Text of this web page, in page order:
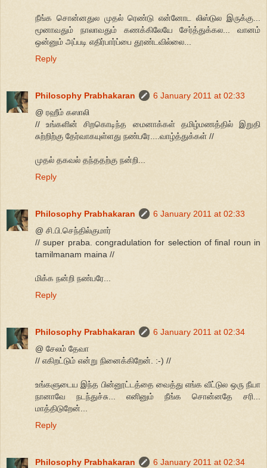
நீங்க சொன்னதுல முதல் ரெண்டு என்னோட லிஸ்டுல இருக்கு...
மூனாவதும் நாலாவதும் கணக்கிலேயே சேர்த்துக்கல... வானம்
ஒன்னும் அப்படி எதிர்பார்ப்பை தூண்டவில்லை...
Reply
Philosophy Prabhakaran
6 January 2011 at 02:33
@ ரஹீம் கஸாலி
// உங்களின் சிறகொடிந்த மைனாக்கள் தமிழ்மணத்தில் இறுதி
சுற்றிற்கு தேர்வாகயுள்ளது நண்பரே....வாழ்த்துக்கள் //
முதல் தகவல் தந்ததற்கு நன்றி...
Reply
Philosophy Prabhakaran
6 January 2011 at 02:33
@ சி.பி.செந்தில்குமார்
// super praba. congradulation for selection of final roun in
tamilmanam maina //
மிக்க நன்றி நண்பரே...
Reply
Philosophy Prabhakaran
6 January 2011 at 02:34
@ சேலம் தேவா
// எகிறட்டும் என்று நினைக்கிறேன். :-) //
உங்களுடைய இந்த பின்னூட்டத்தை வைத்து எங்க வீட்டுல ஒரு நீயா
நானாவே நடந்துச்சு... எனினும் நீங்க சொன்னதே சரி...
மாத்திடுறேன்...
Reply
Philosophy Prabhakaran
6 January 2011 at 02:34